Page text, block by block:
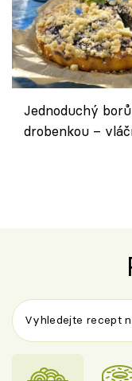
Jednoduchý
drobenkou –